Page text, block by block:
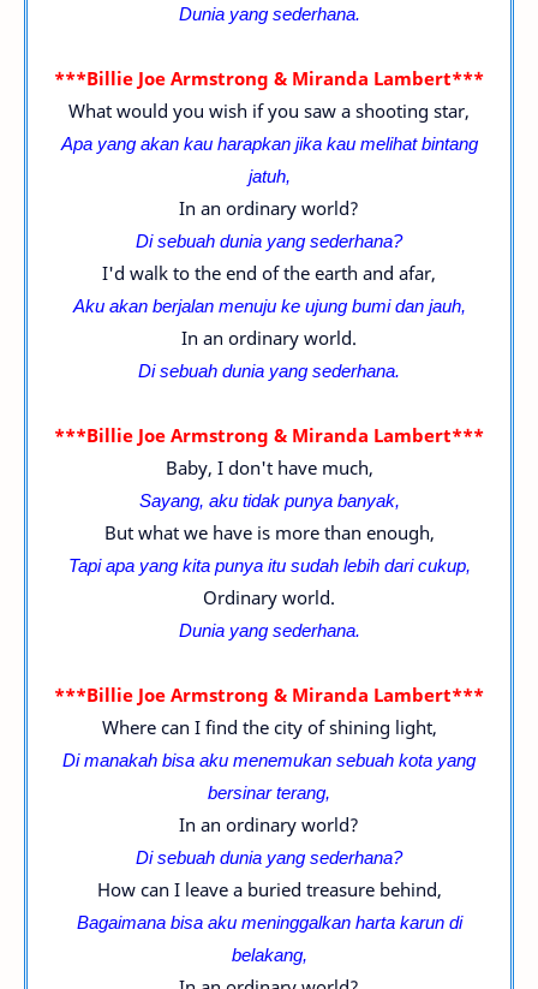
Dunia yang sederhana.
***Billie Joe Armstrong & Miranda Lambert***
What would you wish if you saw a shooting star,
Apa yang akan kau harapkan jika kau melihat bintang
jatuh,
In an ordinary world?
Di sebuah dunia yang sederhana?
I'd walk to the end of the earth and afar,
Aku akan berjalan menuju ke ujung bumi dan jauh,
In an ordinary world.
Di sebuah dunia yang sederhana.
***Billie Joe Armstrong & Miranda Lambert***
Baby, I don't have much,
Sayang, aku tidak punya banyak,
But what we have is more than enough,
Tapi apa yang kita punya itu sudah lebih dari cukup,
Ordinary world.
Dunia yang sederhana.
***Billie Joe Armstrong & Miranda Lambert***
Where can I find the city of shining light,
Di manakah bisa aku menemukan sebuah kota yang
bersinar terang,
In an ordinary world?
Di sebuah dunia yang sederhana?
How can I leave a buried treasure behind,
Bagaimana bisa aku meninggalkan harta karun di
belakang,